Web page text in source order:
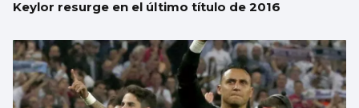
Keylor resurge en el último título de 2016